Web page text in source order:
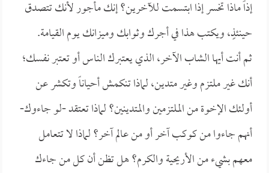
إذاً ماذا تخسر إذا ابتسمت للآخرين؟ إنك مأجور لأنك تتصدق
حينئذٍ، ويكتب هذا في أجرك وثوابك وميزانك يوم القيامة.
ثم أنت أيها الشاب الآخر، الذي يعتبرك الناس أو تعتبر نفسك؛
أنك غير ملتزم وغير متدين، لماذا تنكمش أحياناً وتكشر عن
أولئك الإخوة من الملتزمين والمتدينين؟ لماذا تعتقد -لو جاءوك-
أنهم جاءوا من كوكب آخر أو من عالم آخر؟ لماذا لا تتعامل
معهم بشيء من الأريحية والكرم؟ هل تظن أن كل من جاءك